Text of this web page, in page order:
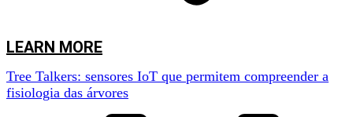
LEARN MORE
Tree Talkers: sensores IoT que permitem compreender a
fisiologia das árvores